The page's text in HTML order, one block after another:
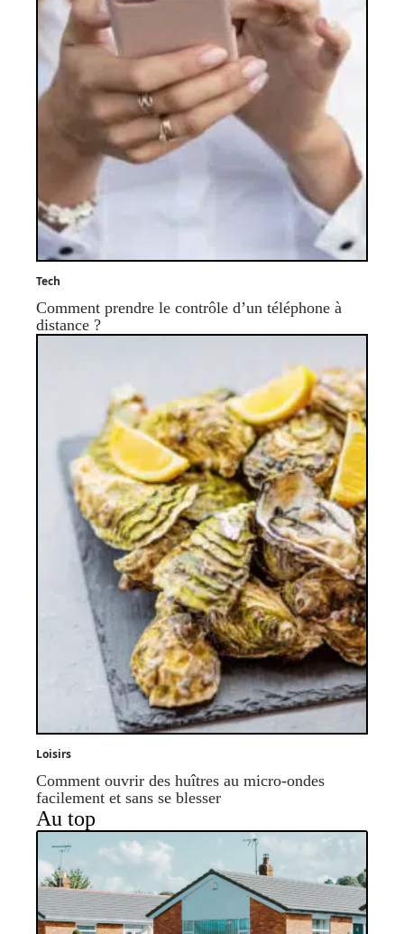
Tech
Comment prendre le contrôle d’un téléphone à
distance ?
Loisirs
Comment ouvrir des huîtres au micro-ondes
facilement et sans se blesser
Au top